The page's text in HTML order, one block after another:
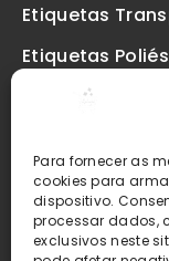
Para fornecer as
cookies para
dispositivo.
processar dados,
exclusivos neste
Etiquetas
Etiquetas
Etiquetas De
Etiquetas Zebra
Fitas